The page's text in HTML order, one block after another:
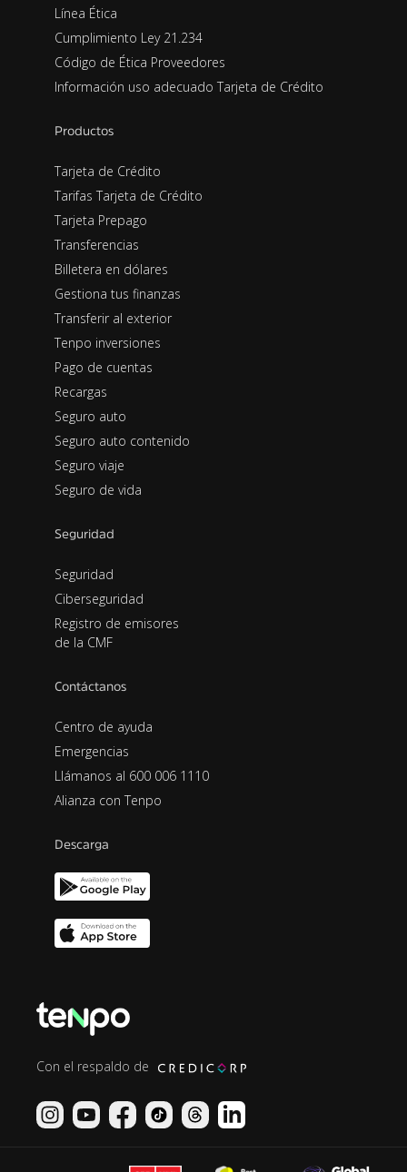
Línea Ética
Cumplimiento Ley 21.234
Código de Ética Proveedores
Información uso adecuado Tarjeta de Crédito
Productos
Tarjeta de Crédito
Tarifas Tarjeta de Crédito
Tarjeta Prepago
Transferencias
Billetera en dólares
Gestiona tus finanzas
Transferir al exterior
Tenpo inversiones
Pago de cuentas
Recargas
Seguro auto
Seguro auto contenido
Seguro viaje
Seguro de vida
Seguridad
Seguridad
Ciberseguridad
Registro de emisores
de la CMF
Contáctanos
Centro de ayuda
Emergencias
Llámanos al 600 006 1110
Alianza con Tenpo
Descarga
Con el respaldo de